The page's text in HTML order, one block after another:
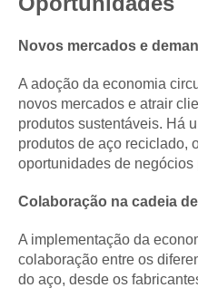
Novos mercados e
A adoção da economia
novos mercados e atrair
produtos sustentáveis. Há
produtos de aço reciclado,
oportunidades de negócios
Colaboração na cadeia
A implementação da
colaboração entre os
do aço, desde os